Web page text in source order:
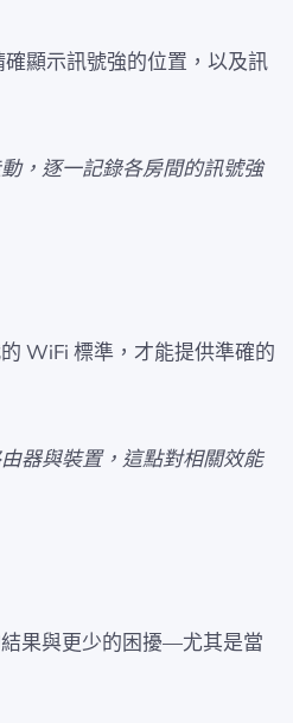
確顯示訊號強的位置，以及訊
，逐一記錄各房間的訊號強
WiFi 標準，才能提供準確的
器與裝置，這點對相關效能
果與更少的困擾—尤其是當